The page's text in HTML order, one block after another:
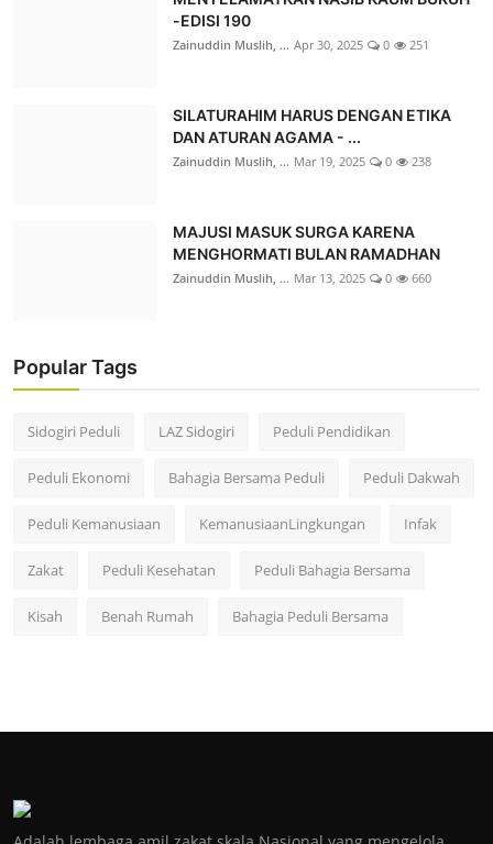
-EDISI 190
Zainuddin Muslih, ... Apr 30, 2025 0 251
SILATURAHIM HARUS DENGAN ETIKA
DAN ATURAN AGAMA - ...
Zainuddin Muslih, ... Mar 19, 2025 0 238
MAJUSI MASUK SURGA KARENA
MENGHORMATI BULAN RAMADHAN
Zainuddin Muslih, ... Mar 13, 2025 0 660
Popular Tags
Sidogiri Peduli LAZ Sidogiri Peduli Pendidikan
Peduli Ekonomi Bahagia Bersama Peduli Peduli Dakwah
Peduli Kemanusiaan KemanusiaanLingkungan Infak
Zakat Peduli Kesehatan Peduli Bahagia Bersama
Kisah Benah Rumah Bahagia Peduli Bersama